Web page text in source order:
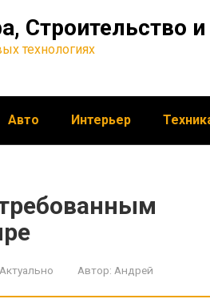
Строительство
технологиях
Авто Интерьер
Актуально Автор: Андрей